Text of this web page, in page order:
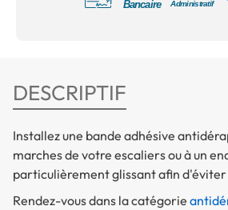
DESCRIPTIF
Installez une bande adhésive
marches de votre escaliers ou à un
particulièrement glissant afin
Rendez-vous dans la catégorie